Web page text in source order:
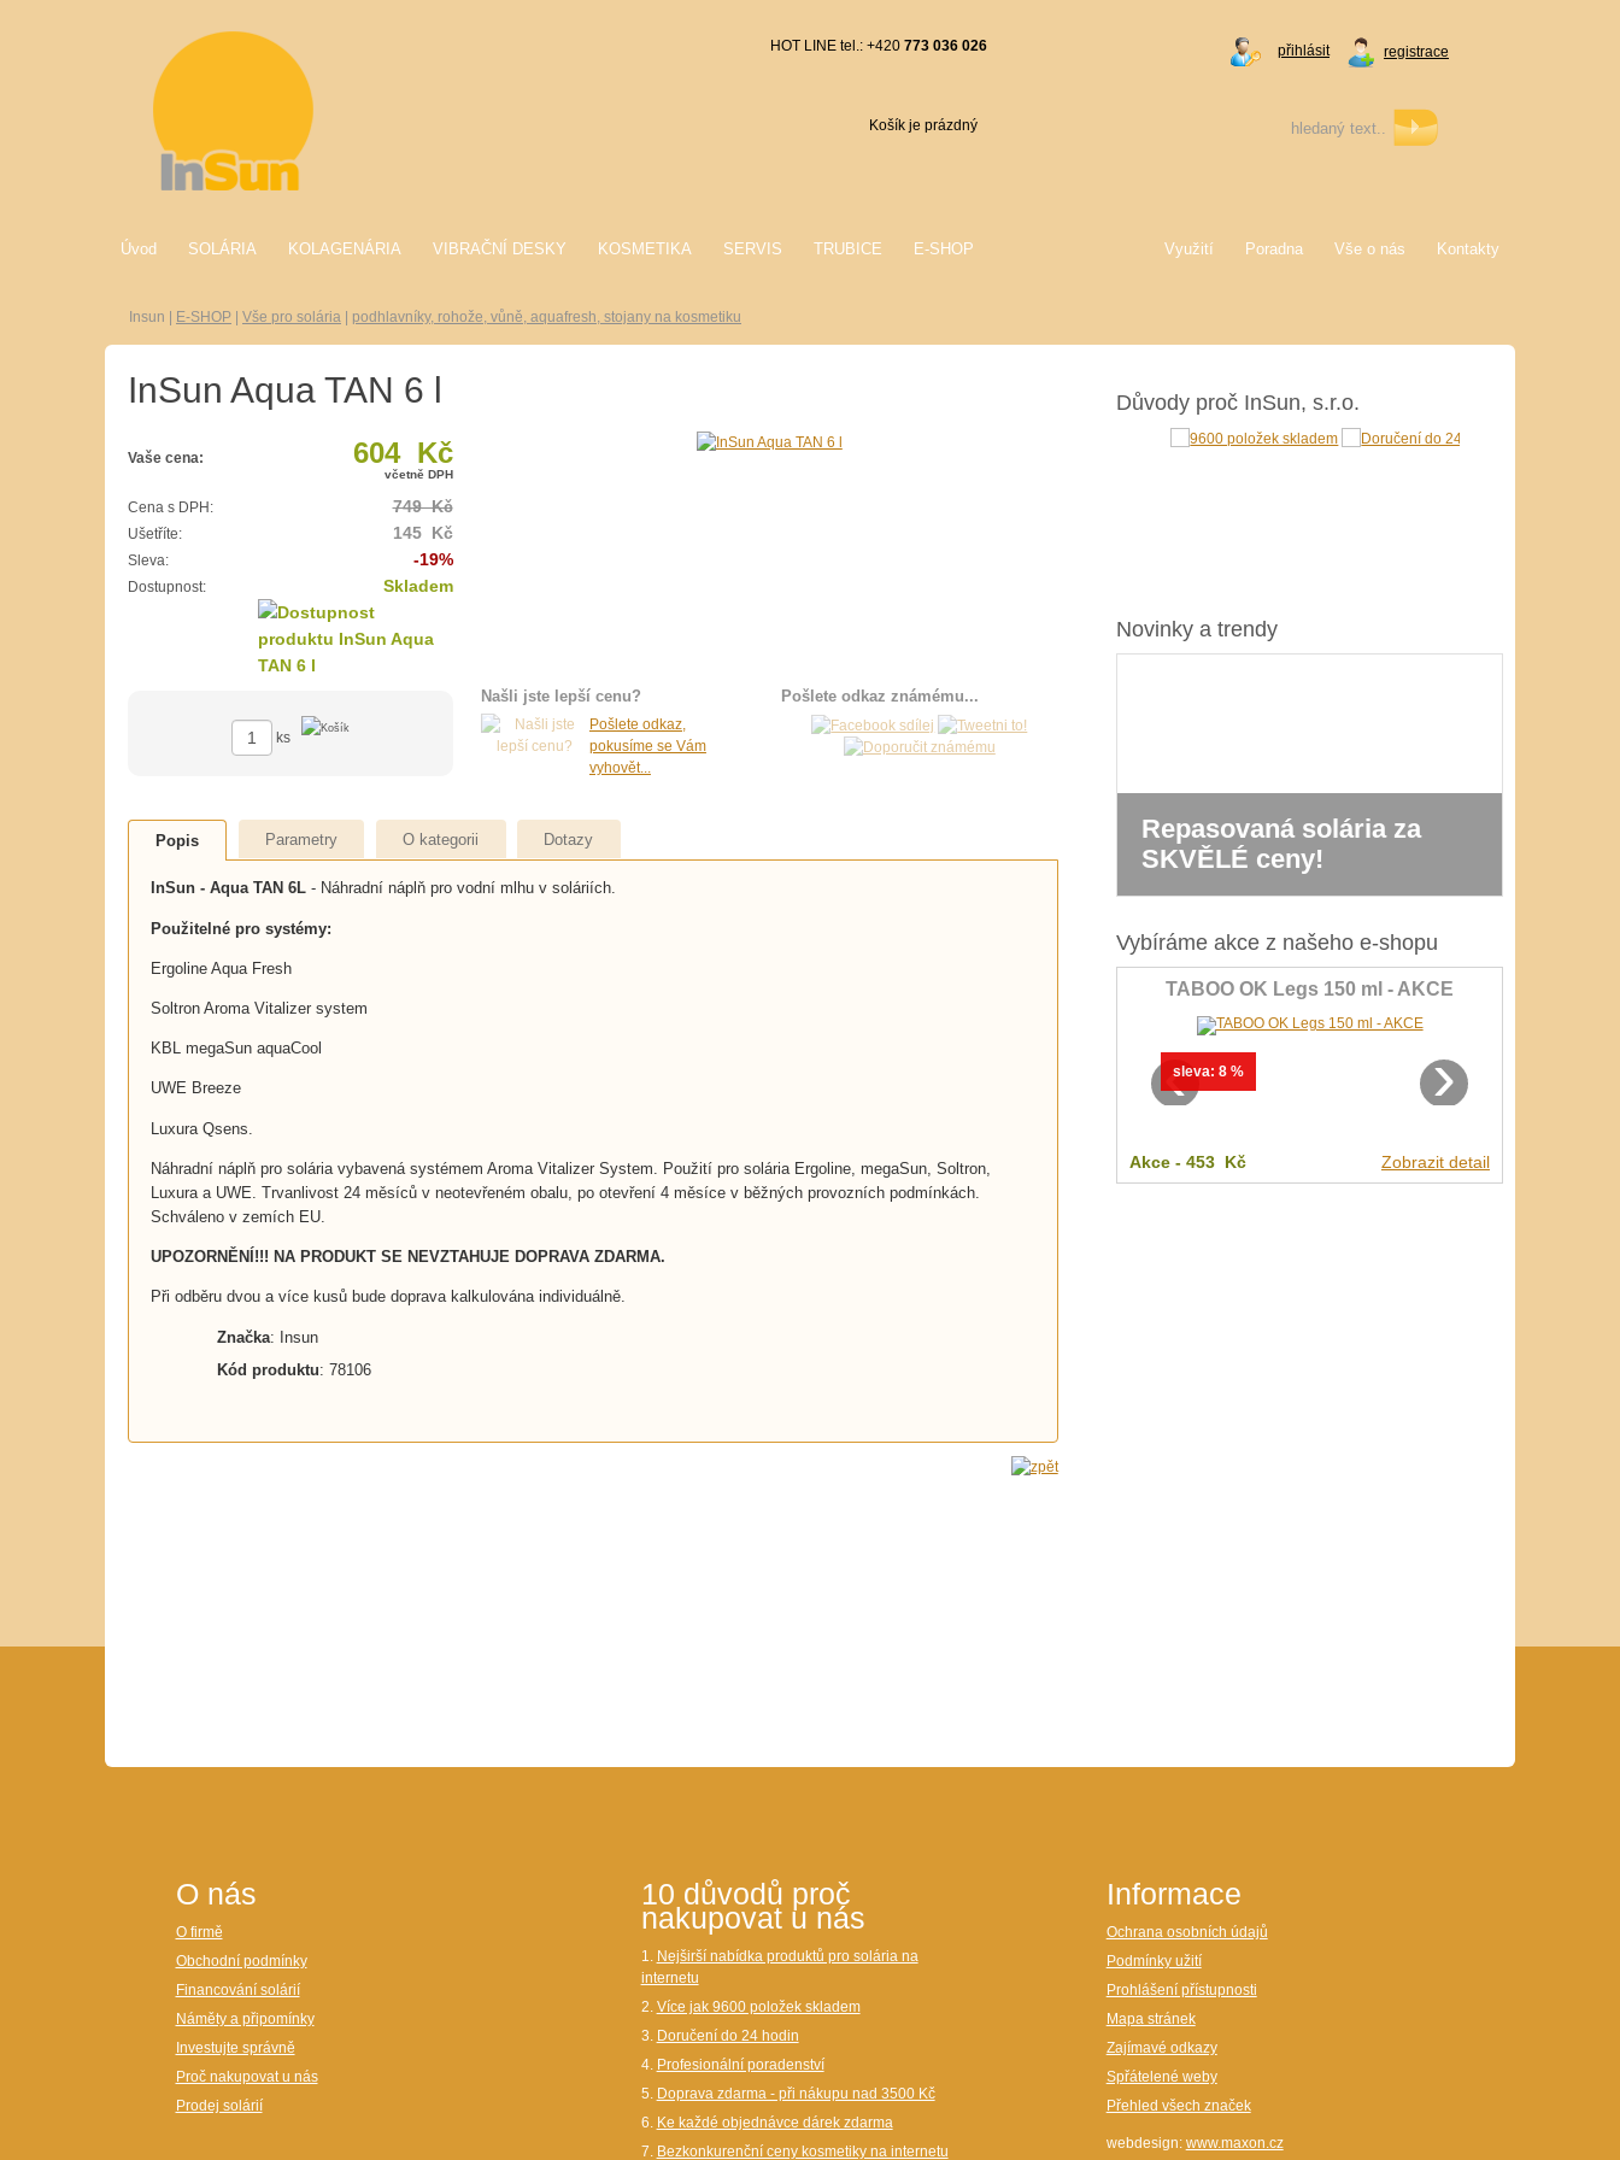
registrace
přihlásit
HOT LINE tel.: +420 773 036 026
Košík je prázdný
Úvod SOLÁRIA KOLAGENÁRIA VIBRAČNÍ DESKY KOSMETIKA SERVIS TRUBICE E-SHOP Kontakty
Vše o nás
Poradna
Využití
Insun E-SHOP Vše pro solária podhlavníky, rohože, vůně, aquafresh, stojany na kosmetiku
InSun Aqua TAN 6 l
Našli jste lepší cenu?
Pošlete odkaz,
pokusíme se Vám
vyhovět...
Pošlete odkaz známému...
Vaše cena: 604 Kč
včetně DPH
Cena s DPH: 749 Kč
Ušetříte: 145 Kč
Sleva: -19%
Dostupnost: Skladem
ks
Popis Parametry O kategorii Dotazy
InSun - Aqua TAN 6L - Náhradní náplň pro vodní mlhu v soláriích.
Použitelné pro systémy:
Ergoline Aqua Fresh
Soltron Aroma Vitalizer system
KBL megaSun aquaCool
UWE Breeze
Luxura Qsens.
Náhradní náplň pro solária vybavená systémem Aroma Vitalizer System. Použití pro solária Ergoline, megaSun, Soltron,
Luxura a UWE. Trvanlivost 24 měsíců v neotevřeném obalu, po otevření 4 měsíce v běžných provozních podmínkách.
Schváleno v zemích EU.
UPOZORNĚNÍ!!! NA PRODUKT SE NEVZTAHUJE DOPRAVA ZDARMA.
Při odběru dvou a více kusů bude doprava kalkulována individuálně.
Značka: Insun
Kód produktu: 78106
Důvody proč InSun, s.r.o.
Novinky a trendy
Repasovaná solária za
SKVĚLÉ ceny!
Vybíráme akce z našeho e-shopu
TABOO OK Legs 150 ml - AKCE
sleva: 8 %
‹ ›
Akce -453 Kč Zobrazit detail
O nás
O firmě
Obchodní podmínky
Financování solárií
Náměty a připomínky
Investujte správně
Proč nakupovat u nás
Prodej solárií
10 důvodů proč
nakupovat u nás
1. Nejširší nabídka produktů pro solária na
internetu
2. Více jak 9600 položek skladem
3. Doručení do 24 hodin
4. Profesionální poradenství
5. Doprava zdarma - při nákupu nad 3500 Kč
6. Ke každé objednávce dárek zdarma
7. Bezkonkurenční ceny kosmetiky na internetu
Informace
Ochrana osobních údajů
Podmínky užití
Prohlášení přístupnosti
Mapa stránek
Zajímavé odkazy
Spřátelené weby
Přehled všech značek
webdesign: www.maxon.cz